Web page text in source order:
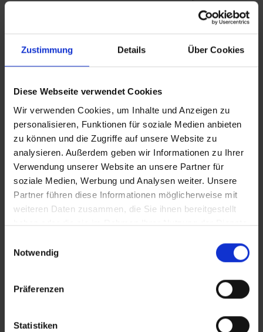
Zustimmung Details Über Cookies
Diese Webseite verwendet Cookies
Wir verwenden Cookies, um Inhalte und Anzeigen zu
personalisieren, Funktionen für soziale Medien anbieten
zu können und die Zugriffe auf unsere Website zu
analysieren. Außerdem geben wir Informationen zu Ihrer
Verwendung unserer Website an unsere Partner für
soziale Medien, Werbung und Analysen weiter. Unsere
Partner führen diese Informationen möglicherweise mit
weiteren Daten zusammen, die Sie ihnen bereitgestellt
haben oder die sie im Rahmen Ihrer Nutzung der Dienste
Notwendig
Präferenzen
Statistiken
Ankunftstag ab 15 Uhr (örtliche Abweichung vorbehalten) in
Ihr Hotel einchecken können. An Ihrem Abreisetag können
Sie Ihr Zimmer bis 11 Uhr (örtliche Abweichung vorbehalten)
nutzen. Bitte beachten Sie, dass es bei Nur-Hotel-
fordert. Sollte ein derartiger Nachweis nicht gelingen, kann
Nachzahlungsforderungen stellt oder die Buchung nicht
akzeptiert. Bitte beachten Sie, dass die vtours
Hotelbeschreibung für Ihre Buchung relevant ist! Es ist
möglich, dass in Einzelfällen nicht alle Veranstalter
Hotelbeschreibungen ausweisen oder es entscheidende
Unterschiede in den beschriebenen Leistungen gibt. Aug.
2023
Imperial Belvedere und können dort genutzt
Bitte beachten Sie, dass in Griechenland seit